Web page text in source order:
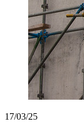
17/03/25